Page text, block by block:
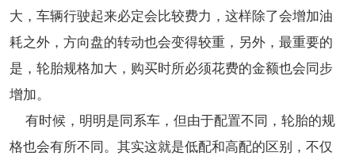
大，车辆行驶起来必定会比较费力，这样除了会增加油
耗之外，方向盘的转动也会变得较重，另外，最重要的
是，轮胎规格加大，购买时所必须花费的金额也会同步
增加。
有时候，明明是同系车，但由于配置不同，轮胎的规
格也会有所不同。其实这就是低配和高配的区别，不仅